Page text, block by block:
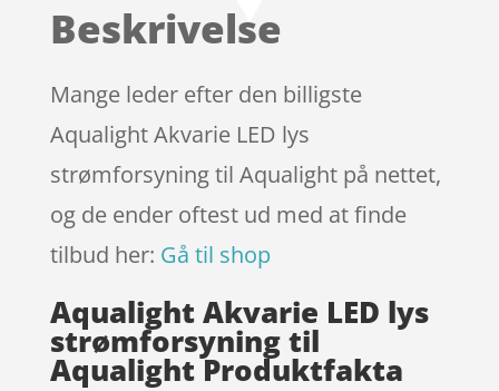
på
ømmels
er
Beskrivelse
Mange leder efter den billigste
Aqualight Akvarie LED lys
strømforsyning til Aqualight på nettet,
og de ender oftest ud med at finde
tilbud her: Gå til shop
Aqualight Akvarie LED lys
strømforsyning til
Aqualight Produktfakta